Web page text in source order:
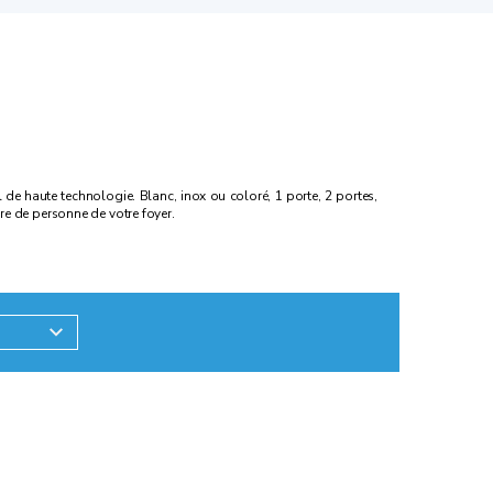
de haute technologie. Blanc, inox ou coloré, 1 porte, 2 portes,
de personne de votre foyer.